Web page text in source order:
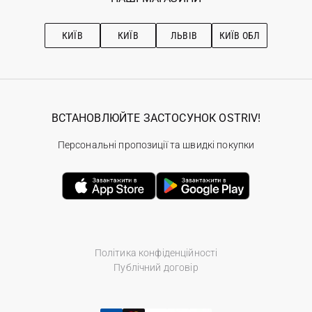
Рекомендації з догляду
КИЇВ КИЇВ ЛЬВІВ КИЇВ ОБЛ
Політика конфіденційності
Публічний договір
ВСТАНОВЛЮЙТЕ ЗАСТОСУНОК OSTRIV!
Персональні пропозиції та швидкі покупки